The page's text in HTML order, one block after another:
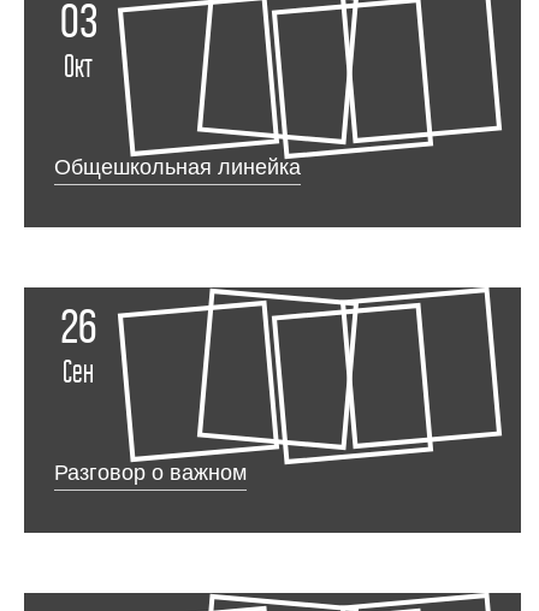
03
Окт
Общешкольная линейка
26
Сен
Разговор о важном